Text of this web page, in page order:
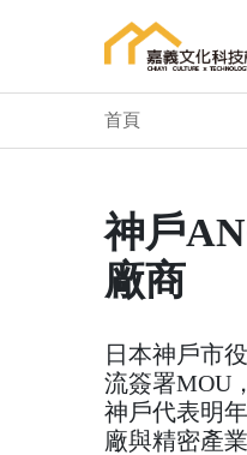
首頁
神戶
廠商
日本神戶市
流簽署MOU
神戶代表明
廠與精密產